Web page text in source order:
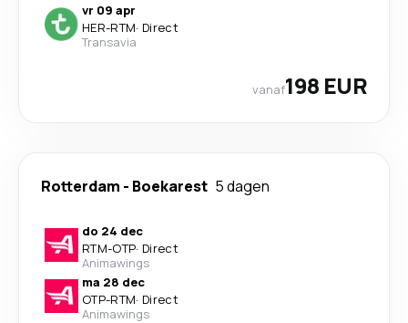
vr 09 apr
HER-RTM· Direct
Transavia
vanaf198 EUR
Rotterdam - Boekarest 5 dagen
do 24 dec
RTM-OTP· Direct
Animawings
ma 28 dec
OTP-RTM· Direct
Animawings